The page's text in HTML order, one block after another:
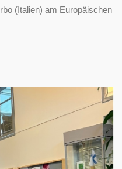
(Italien) am Europäischen